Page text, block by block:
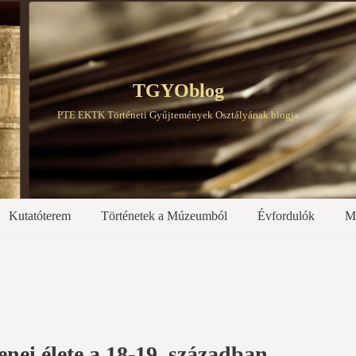
TGYOblog
PTE EKTK Történeti Gyűjtemények Osztályának blogja
Kutatóterem Történetek a Múzeumból Évfordulók